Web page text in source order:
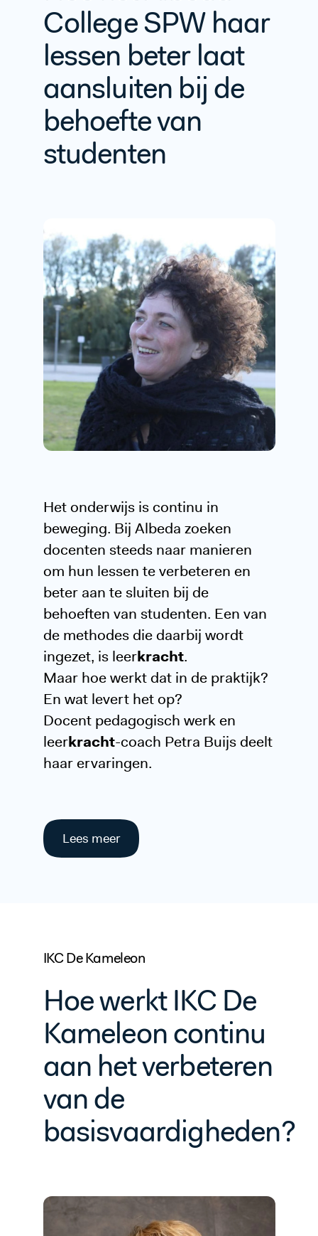
College SPW haar
lessen beter laat
aansluiten bij de
behoefte van
studenten
Het onderwijs is continu in
beweging. Bij Albeda zoeken
docenten steeds naar manieren
om hun lessen te verbeteren en
beter aan te sluiten bij de
behoeften van studenten. Een van
de methodes die daarbij wordt
ingezet, is leerkracht.
Maar hoe werkt dat in de praktijk?
En wat levert het op?
Docent pedagogisch werk en
leerkracht-coach Petra Buijs deelt
haar ervaringen.
Lees meer
IKC De Kameleon
Hoe werkt IKC De
Kameleon continu
aan het verbeteren
van de
basisvaardigheden?